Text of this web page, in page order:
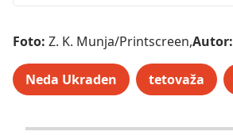
Foto: Z. K. Munja/Printscreen,Autor:
Neda Ukraden tetovaža